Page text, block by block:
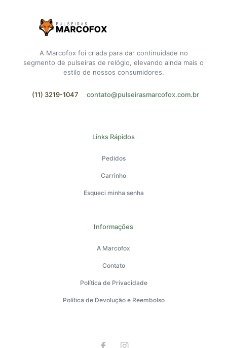
A Marcofox foi criada para dar continuidade no
segmento de pulseiras de relógio, elevando ainda mais o
estilo de nossos consumidores.
(11) 3219-1047 contato@pulseirasmarcofox.com.br
Links Rápidos
Pedidos
Carrinho
Esqueci minha senha
Informações
A Marcofox
Contato
Política de Privacidade
Política de Devolução e Reembolso